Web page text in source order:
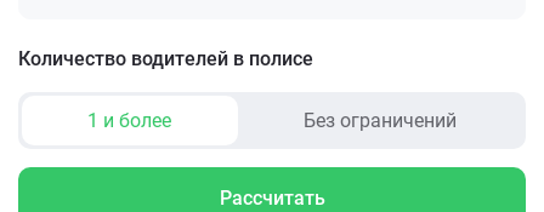
Количество водителей в полисе
1 и более Без ограничений
Рассчитать